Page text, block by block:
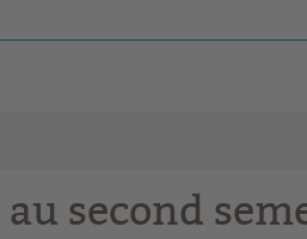
au second